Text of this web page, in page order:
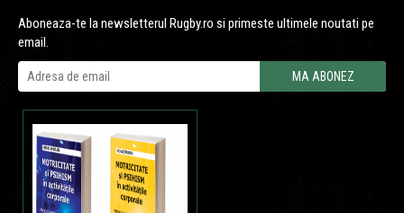
Aboneaza-te la newsletterul Rugby.ro si primeste ultimele noutati pe
email.